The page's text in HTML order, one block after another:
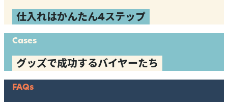
仕入れはかんたん4ステップ
Cases
グッズで成功するバイヤーたち
FAQs